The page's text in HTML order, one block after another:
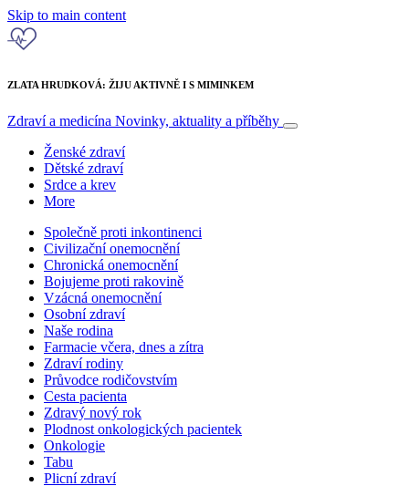
Skip to main content
ZLATA HRUDKOVÁ: ŽIJU AKTIVNĚ I S MIMINKEM
Zdraví a medicína Novinky, aktuality a příběhy
Ženské zdraví
Dětské zdraví
Srdce a krev
More
Společně proti inkontinenci
Civilizační onemocnění
Chronická onemocnění
Bojujeme proti rakovině
Vzácná onemocnění
Osobní zdraví
Naše rodina
Farmacie včera, dnes a zítra
Zdraví rodiny
Průvodce rodičovstvím
Cesta pacienta
Zdravý nový rok
Plodnost onkologických pacientek
Onkologie
Tabu
Plicní zdraví